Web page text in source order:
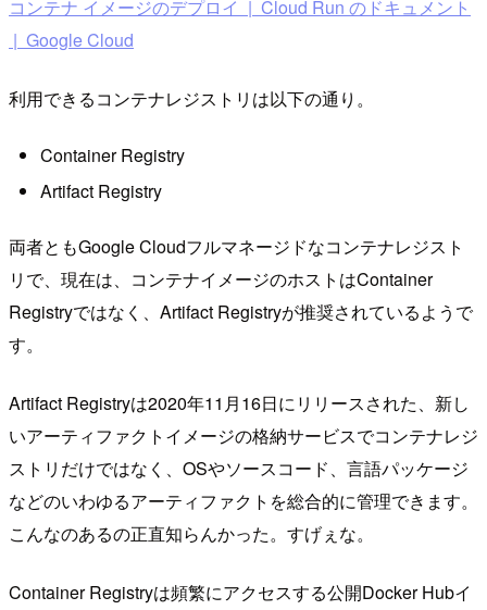
コンテナ イメージのデプロイ | Cloud Run のドキュメント
| Google Cloud
利用できるコンテナレジストリは以下の通り。
Container Registry
Artifact Registry
両者ともGoogle Cloudフルマネージドなコンテナレジスト
リで、現在は、コンテナイメージのホストはContainer
Registryではなく、Artifact Registryが推奨されているようで
す。
Artifact Registryは2020年11月16日にリリースされた、新し
いアーティファクトイメージの格納サービスでコンテナレジ
ストリだけではなく、OSやソースコード、言語パッケージ
などのいわゆるアーティファクトを総合的に管理できます。
こんなのあるの正直知らんかった。すげぇな。
Container Registryは頻繁にアクセスする公開Docker Hubイ